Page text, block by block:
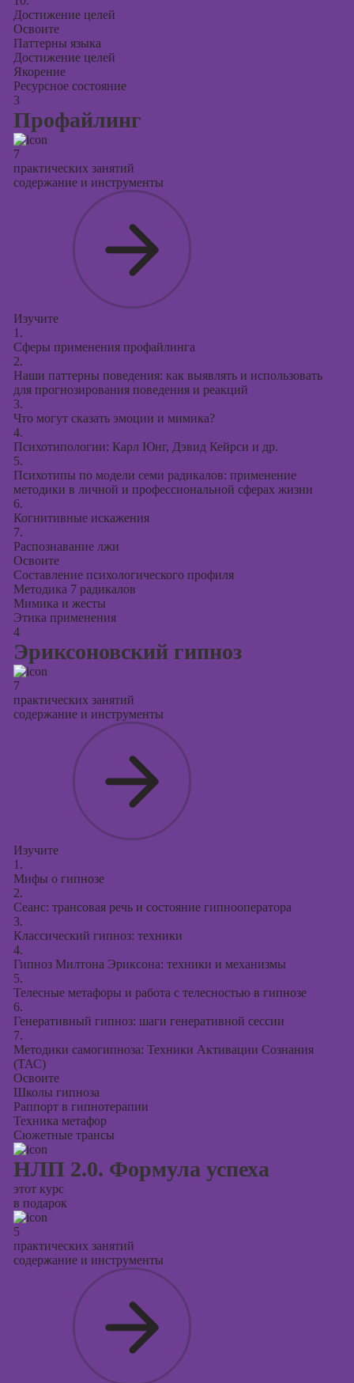
Достижение целей
Освоите
Паттерны языка
Достижение целей
Якорение
Ресурсное состояние
3
Профайлинг
7
практических занятий
содержание и инструменты
Изучите
1.
Сферы применения профайлинга
2.
Наши паттерны поведения: как выявлять и использовать
для прогнозирования поведения и реакций
3.
Что могут сказать эмоции и мимика?
4.
Психотипологии: Карл Юнг, Дэвид Кейрси и др.
5.
Психотипы по модели семи радикалов: применение
методики в личной и профессиональной сферах жизни
6.
Когнитивные искажения
7.
Распознавание лжи
Освоите
Составление психологического профиля
Методика 7 радикалов
Мимика и жесты
Этика применения
4
Эриксоновский гипноз
7
практических занятий
содержание и инструменты
Изучите
1.
Мифы о гипнозе
2.
Сеанс: трансовая речь и состояние гипнооператора
3.
Классический гипноз: техники
4.
Гипноз Милтона Эриксона: техники и механизмы
5.
Телесные метафоры и работа с телесностью в гипнозе
6.
Генеративный гипноз: шаги генеративной сессии
7.
Методики самогипноза: Техники Активации Сознания
(ТАС)
Освоите
Школы гипноза
Раппорт в гипнотерапии
Техника метафор
Сюжетные трансы
НЛП 2.0. Формула успеха
этот курс
в подарок
5
практических занятий
содержание и инструменты